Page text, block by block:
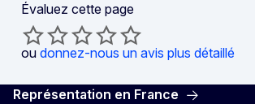
Évaluez cette page
ou donnez-nous un avis plus détaillé
Représentation en France